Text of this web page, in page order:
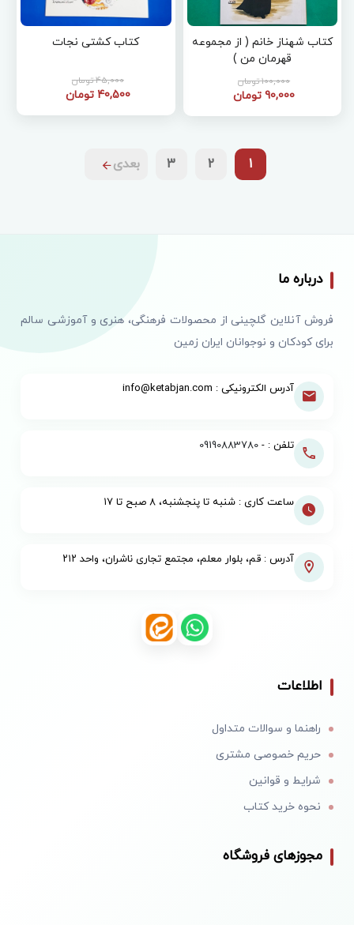
کتاب شهناز خانم ( از مجموعه
قهرمان من )
100,000 تومان
90,000 تومان
کتاب کشتی نجات
45,000 تومان
40,500 تومان
1
2
3 بعدی
درباره ما
فروش آنلاین گلچینی از محصولات فرهنگی، هنری و آموزشی سالم
برای کودکان و نوجوانان ایران زمین
آدرس الکترونیکی : info@ketabjan.com
تلفن : -09190883780
ساعت کاری : شنبه تا پنجشنبه، ۸ صبح تا ۱۷
آدرس : قم، بلوار معلم، مجتمع تجاری ناشران، واحد ۲۱۲
اطلاعات
راهنما و سوالات متداول
حریم خصوصی مشتری
شرایط و قوانین
نحوه خرید کتاب
مجوزهای فروشگاه